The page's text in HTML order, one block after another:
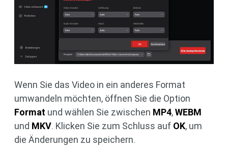
Wenn Sie das Video in ein anderes Format
umwandeln möchten, öffnen Sie die Option
Format und wählen Sie zwischen MP4,WEBM
und MKV. Klicken Sie zum Schluss auf OK, um
die Änderungen zu speichern.